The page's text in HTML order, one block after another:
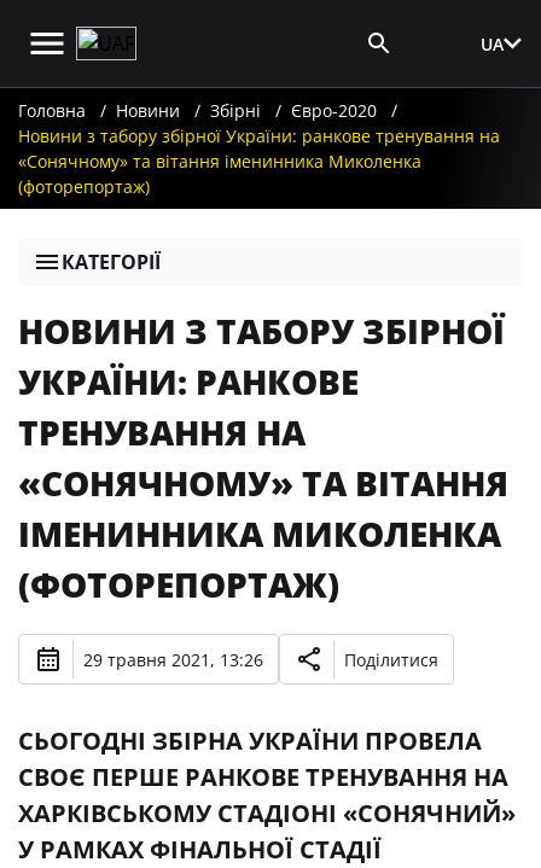
UA
Головна Новини Збірні
Євро-2020
Новини з табору збірної України: ранкове тренування на
«Сонячному» та вітання іменинника Миколенка
(фоторепортаж)
КАТЕГОРІЇ
НОВИНИ З ТАБОРУ ЗБІРНОЇ
УКРАЇНИ: РАНКОВЕ
ТРЕНУВАННЯ НА
«СОНЯЧНОМУ» ТА ВІТАННЯ
ІМЕНИННИКА МИКОЛЕНКА
(ФОТОРЕПОРТАЖ)
29 травня 2021, 13:26 Поділитися
СЬОГОДНІ ЗБІРНА УКРАЇНИ ПРОВЕЛА
СВОЄ ПЕРШЕ РАНКОВЕ ТРЕНУВАННЯ НА
ХАРКІВСЬКОМУ СТАДІОНІ «СОНЯЧНИЙ»
У РАМКАХ ФІНАЛЬНОЇ СТАДІЇ